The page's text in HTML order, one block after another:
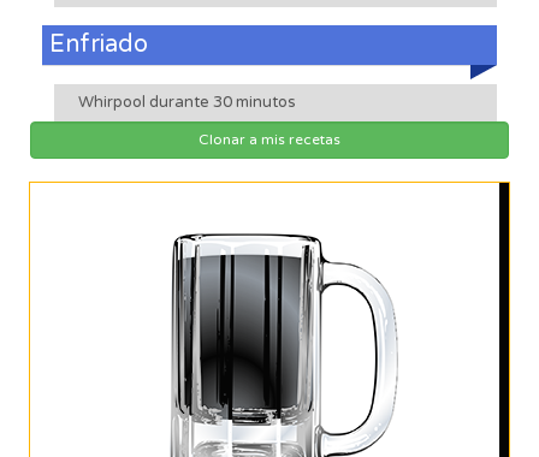
Enfriado
Whirpool durante 30 minutos
Clonar a mis recetas